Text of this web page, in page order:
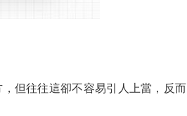
但往往這卻不容易引人上當，反而